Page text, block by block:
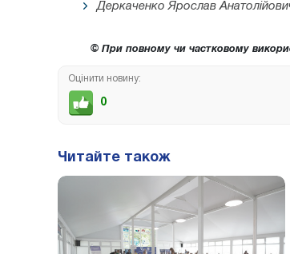
Деркаченко Ярослав
© При повному чи частковому
Оцінити новину:
0
Читайте також